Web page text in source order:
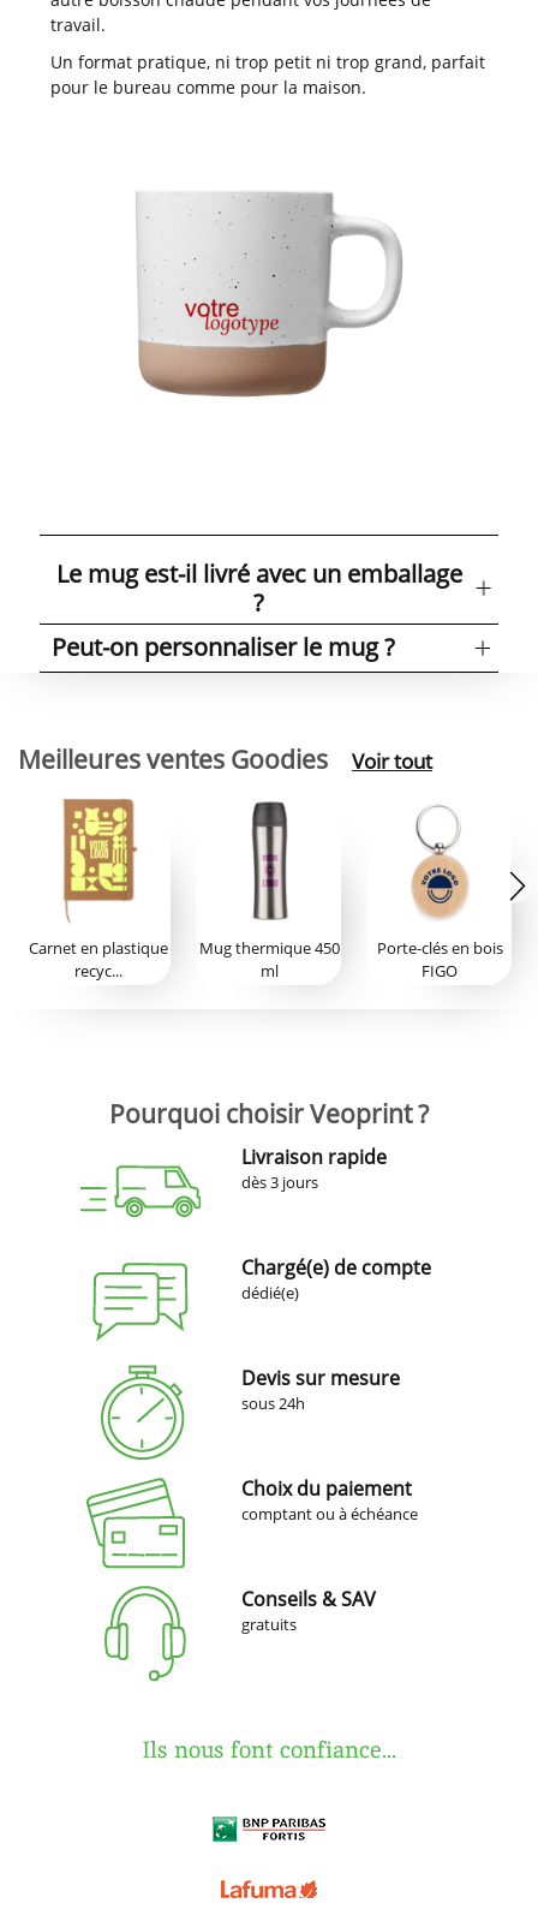
travail.
Un format pratique, ni trop petit ni trop grand, parfait
pour le bureau comme pour la maison.
Le mug est-il livré avec un emballage
?
Peut-on personnaliser le mug ?
Meilleures ventes Goodies Voir tout
Carnet en plastique
recyc...
Mug thermique 450
ml
Porte-clés en bois
FIGO
Pourquoi choisir Veoprint ?
Livraison rapide
dès 3 jours
Chargé(e) de compte
dédié(e)
Devis sur mesure
sous 24h
Choix du paiement
comptant ou à échéance
Conseils & SAV
gratuits
Ils nous font confiance...